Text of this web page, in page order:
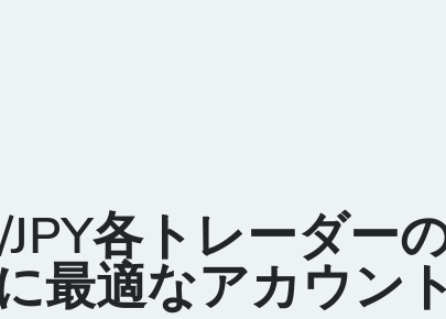
各トレーダー
最適なアカウント